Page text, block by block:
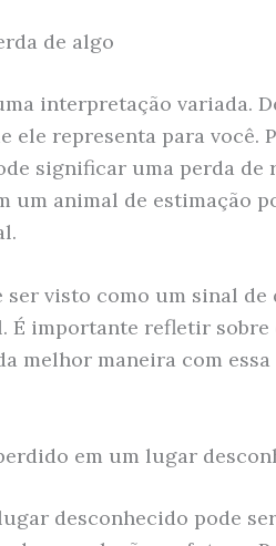
de algo
interpretação variada.
ele representa para você.
significar uma perda de
um animal de estimação
ser visto como um sinal de
É importante refletir sobre
melhor maneira com essa
em um lugar
desconhecido pode